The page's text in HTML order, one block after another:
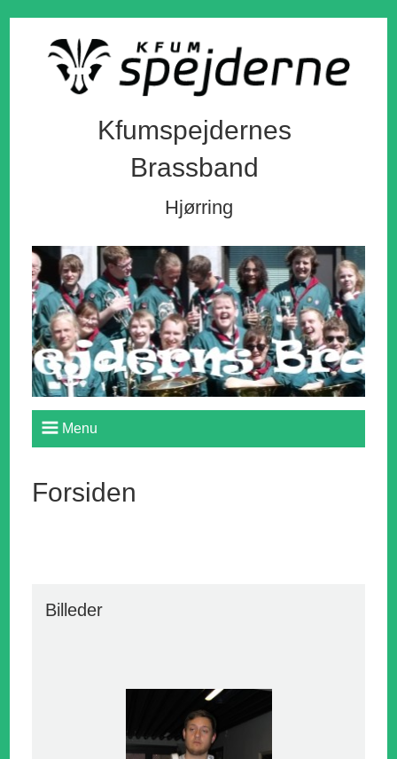
Kfumspejdernes
Brassband
Hjørring
Menu
Forsiden
Billeder